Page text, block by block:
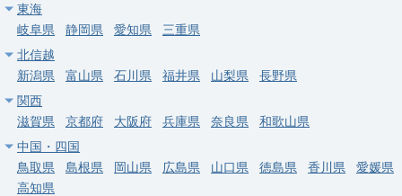
常勤
【埼玉県さいたま市北区】呼吸器内科｜がん診療指定病院・週
4.5日～・当直なし可・年収最大2,000万円
求人病院名
ター
募集科目
勤務地
東海
岐阜県
静岡県 愛知県
三重県
北信越
新潟県
富山県 石川県 福井県 山梨県
長野県
関西
滋賀県
京都府 大阪府 兵庫県 奈良県
和歌山県
中国・四国
鳥取県
島根県 岡山県 広島県 山口県 徳島県 香川県
愛媛県
高知県